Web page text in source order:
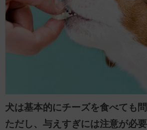
犬は基本的にチーズを食べても問
ただし、与えすぎには注意が必要